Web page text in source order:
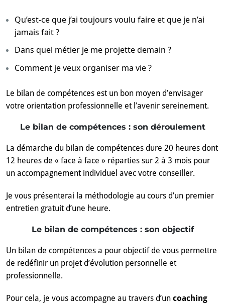
Qu’est-ce que j’ai toujours voulu faire et que je n’ai
jamais fait ?
Dans quel métier je me projette demain ?
Comment je veux organiser ma vie ?
Le bilan de compétences est un bon moyen d’envisager
votre orientation professionnelle et l’avenir sereinement.
Le bilan de compétences : son déroulement
La démarche du bilan de compétences dure 20 heures dont
12 heures de « face à face » réparties sur 2 à 3 mois pour
un accompagnement individuel avec votre conseiller.
Je vous présenterai la méthodologie au cours d’un premier
entretien gratuit d’une heure.
Le bilan de compétences : son objectif
Un bilan de compétences a pour objectif de vous permettre
de redéfinir un projet d’évolution personnelle et
professionnelle.
Pour cela, je vous accompagne au travers d’un coaching